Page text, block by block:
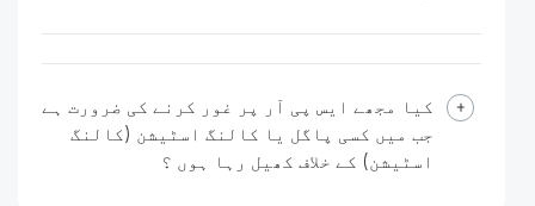
کیا مجھے ایس پی آر پر غور کرنے کی ضرورت ہے
جب میں کسی پاگل یا کالنگ اسٹیشن (کالنگ
اسٹیشن) کے خلاف کھیل رہا ہوں ؟